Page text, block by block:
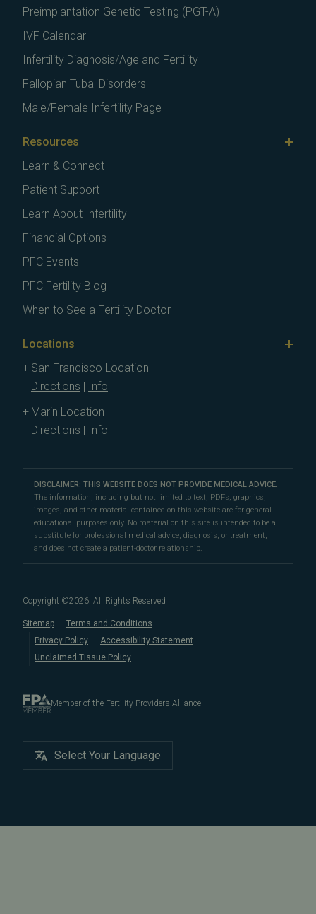
Preimplantation Genetic Testing (PGT-A)
IVF Calendar
Infertility Diagnosis/Age and Fertility
Fallopian Tubal Disorders
Male/Female Infertility Page
Resources
Learn & Connect
Patient Support
Learn About Infertility
Financial Options
PFC Events
PFC Fertility Blog
When to See a Fertility Doctor
Locations
San Francisco Location
Directions | Info
Marin Location
Directions | Info
DISCLAIMER: THIS WEBSITE DOES NOT PROVIDE MEDICAL ADVICE.
The information, including but not limited to text, PDFs, graphics,
images, and other material contained on this website are for general
educational purposes only. No material on this site is intended to be a
substitute for professional medical advice, diagnosis, or treatment,
and does not create a patient-doctor relationship.
Copyright ©2026 . All Rights Reserved
Sitemap
Terms and Conditions
Privacy Policy
Accessibility Statement
Unclaimed Tissue Policy
Member of the Fertility Providers Alliance
Select Your Language